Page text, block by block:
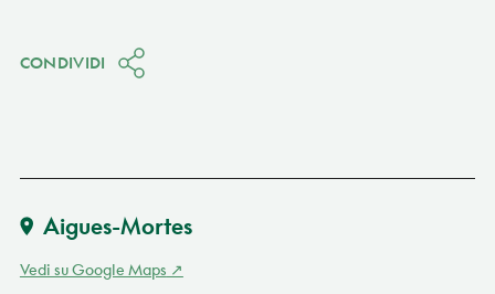
CONDIVIDI
Aigues-Mortes
Vedi su Google Maps